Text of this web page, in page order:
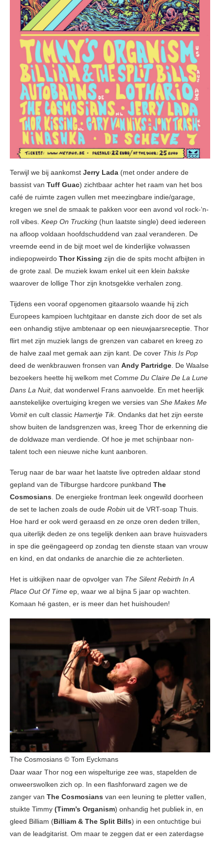
Terwijl we bij aankomst Jerry Lada (met onder andere de
bassist van Tuff Guac) zichtbaar achter het raam van het bos
café de ruimte zagen vullen met meezingbare indie/garage,
kregen we snel de smaak te pakken voor een avond vol rock-‘n-
roll vibes. Keep On Trucking (hun laatste single) deed iedereen
na afloop voldaan hoofdschuddend van zaal veranderen. De
vreemde eend in de bijt moet wel de kinderlijke volwassen
indiepopweirdo Thor Kissing zijn die de spits mocht afbijten in
de grote zaal. De muziek kwam enkel uit een klein bakske
waarover de lollige Thor zijn knotsgekke verhalen zong.
Tijdens een vooraf opgenomen gitaarsolo waande hij zich
Europees kampioen luchtgitaar en danste zich door de set als
een onhandig stijve ambtenaar op een nieuwjaarsreceptie. Thor
flirt met zijn muziek langs de grenzen van cabaret en kreeg zo
de halve zaal met gemak aan zijn kant. De cover This Is Pop
deed de wenkbrauwen fronsen van Andy Partridge. De Waalse
bezoekers heette hij welkom met Comme Du Claire De La Lune
Dans La Nuit, dat wonderwel Frans aanvoelde. En met heerlijk
aanstekelijke overtuiging kregen we versies van She Makes Me
Vomiten cult classic Hamertje Tik. Ondanks dat het zijn eerste
show buiten de landsgrenzen was, kreeg Thor de erkenning die
de doldwaze man verdiende. Of hoe je met schijnbaar non-
talent toch een nieuwe niche kunt aanboren.
Terug naar de bar waar het laatste live optreden aldaar stond
gepland van de Tilburgse hardcore punkband The
Cosmosians. De energieke frontman leek ongewild doorheen
de set te lachen zoals de oude Robin uit de VRT-soap Thuis.
Hoe hard er ook werd geraasd en ze onze oren deden trillen,
qua uiterlijk deden ze ons tegelijk denken aan brave huisvaders
in spe die geëngageerd op zondag ten dienste staan van vrouw
en kind, en dat ondanks de anarchie die ze achterlieten.
Het is uitkijken naar de opvolger van The Silent Rebirth In A
Place Out Of Time ep, waar we al bijna 5 jaar op wachten.
Komaan hé gasten, er is meer dan het huishouden!
The Cosmosians © Tom Eyckmans
Daar waar Thor nog een wispelturige zee was, stapelden de
onweerswolken zich op. In een flashforward zagen we de
zanger van The Cosmosians van een leuning te pletter vallen,
stuikte Timmy (Timm’s Organism) onhandig het publiek in, en
gleed Billiam (Billiam & The Split Bills) in een ontuchtige bui
van de leadgitarist. Om maar te zeggen dat er een zaterdagse